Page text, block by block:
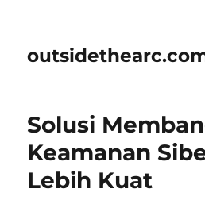
Solusi
Keamanan
Lebih Kuat